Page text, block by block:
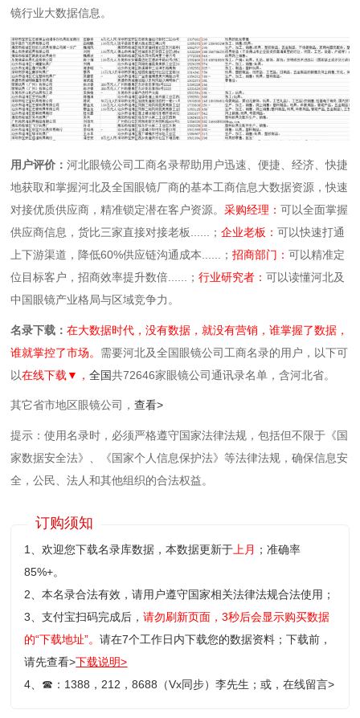
镜行业大数据信息。
用户评价：河北眼镜公司工商名录帮助用户迅速、便捷、经济、快捷
地获取和掌握河北及全国眼镜厂商的基本工商信息大数据资源，快速
对接优质供应商，精准锁定潜在客户资源。采购经理：可以全面掌握
供应商信息，货比三家直接对接老板......；企业老板：可以快速打通
上下游渠道，降低60%供应链沟通成本......；招商部门：可以精准定
位目标客户，招商效率提升数倍......；行业研究者：可以读懂河北及
中国眼镜产业格局与区域竞争力。
名录下载：在大数据时代，没有数据，就没有营销，谁掌握了数据，
谁就掌控了市场。 需要河北及全国眼镜公司工商名录的用户，以下可
以在线下载▼，全国共72646家眼镜公司通讯录名单，含河北省。
其它省市地区眼镜公司，查看>
提示：使用名录时，必须严格遵守国家法律法规，包括但不限于《国
家数据安全法》、《国家个人信息保护法》等‌法律法规，确保信息安
全，公民、法人和其他组织的合法权益。
订购须知
1、欢迎您下载名录库数据，本数据更新于上月 ；准确率
85%+。
2、本名录合法有效，请用户遵守国家相关法律法规合法使用；
3、支付宝扫码完成后，请勿刷新页面，3秒后会显示购买数据
的“下载地址”。请在7个工作日内下载您的数据资料；下载前，
请先查看>下载说明>
4、 ☎ ：1388，212，8688（Vx同步）李先生；或，在线留言>